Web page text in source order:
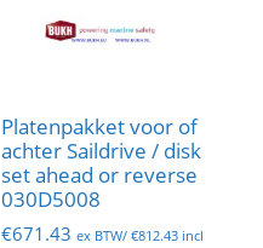
Platenpakket voor of
achter Saildrive / disk
set ahead or reverse
030D5008
€671.43 ex BTW/ €812.43incl